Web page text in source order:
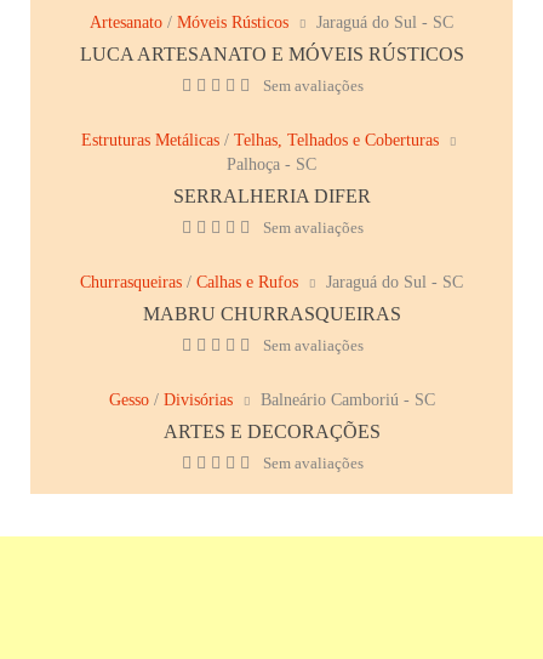
Artesanato / Móveis Rústicos Jaraguá do Sul - SC
LUCA ARTESANATO E MÓVEIS RÚSTICOS
Sem avaliações
Estruturas Metálicas / Telhas, Telhados e Coberturas
Palhoça - SC
SERRALHERIA DIFER
Sem avaliações
Churrasqueiras / Calhas e Rufos Jaraguá do Sul - SC
MABRU CHURRASQUEIRAS
Sem avaliações
Gesso/ Divisórias Balneário Camboriú - SC
ARTES E DECORAÇÕES
Sem avaliações